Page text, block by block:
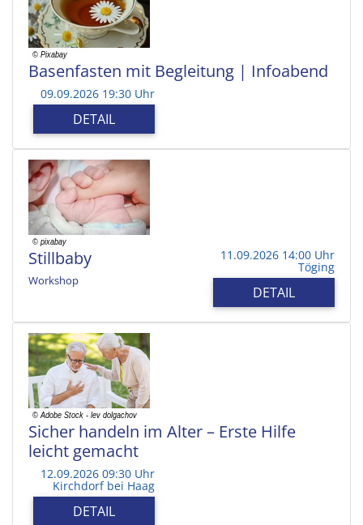
Basenfasten mit Begleitung | Infoabend
09.09.2026 19:30 Uhr
DETAIL
Stillbaby
Workshop
11.09.2026 14:00 Uhr
Töging
DETAIL
Sicher handeln im Alter – Erste Hilfe
leicht gemacht
12.09.2026 09:30 Uhr
Kirchdorf bei Haag
DETAIL